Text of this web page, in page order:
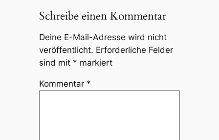
Schreibe einen Kommentar
Deine E-Mail-Adresse wird nicht
veröffentlicht. Erforderliche Felder
sind mit * markiert
Kommentar *